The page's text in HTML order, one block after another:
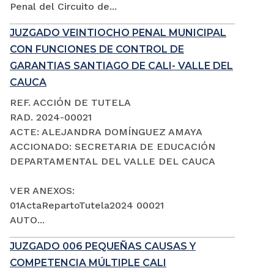
Penal del Circuito de...
JUZGADO VEINTIOCHO PENAL MUNICIPAL
CON FUNCIONES DE CONTROL DE
GARANTIAS SANTIAGO DE CALI- VALLE DEL
CAUCA
REF. ACCIÓN DE TUTELA
RAD. 2024-00021
ACTE: ALEJANDRA DOMÍNGUEZ AMAYA
ACCIONADO: SECRETARIA DE EDUCACIÓN
DEPARTAMENTAL DEL VALLE DEL CAUCA
VER ANEXOS:
01ActaRepartoTutela2024 00021
AUTO...
JUZGADO 006 PEQUEÑAS CAUSAS Y
COMPETENCIA MÚLTIPLE CALI